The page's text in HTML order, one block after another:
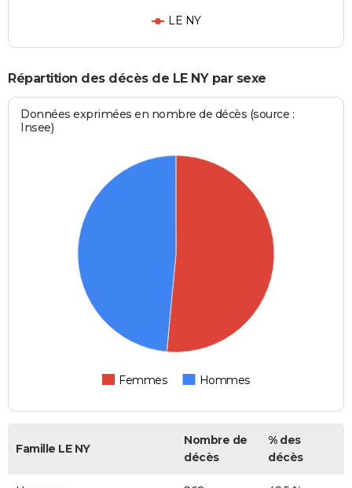
LE NY
Répartition des décès de LE NY par sexe
Données exprimées en nombre de décès (source :
Insee)
Femmes Hommes
Famille LE NY
Nombre de
décès
% des
décès